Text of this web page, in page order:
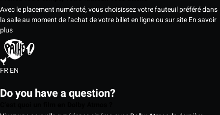
Avec le placement numéroté, vous choisissez votre fauteuil préféré dans
la salle au moment de l’achat de votre billet en ligne ou sur siteEn savoir
plus
FREN
Do you have a question?